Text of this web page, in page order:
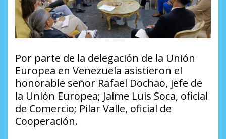
Por parte de la delegación de la Unión
Europea en Venezuela asistieron el
honorable señor Rafael Dochao, jefe de
la Unión Europea; Jaime Luis Soca, oficial
de Comercio; Pilar Valle, oficial de
Cooperación.